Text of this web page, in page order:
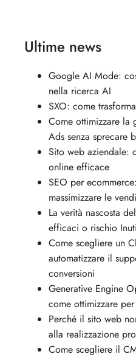
Ultime news
Google AI Mode:
nella ricerca AI
SXO: come
Come ottimizzare la
Ads senza sprecare
Sito web aziendale:
online efficace
SEO per
massimizzare le
La verità nascosta
efficaci o rischio
Come scegliere un
automatizzare il
conversioni
Generative Engine
come ottimizzare
Perché il sito web
alla realizzazione
Come scegliere il